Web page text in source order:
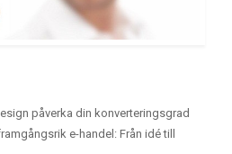
påverka din konverteringsgrad
e-handel: Från idé till